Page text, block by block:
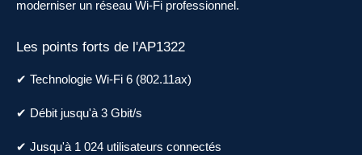
moderniser un réseau Wi-Fi professionnel.
Les points forts de l'AP1322
✔ Technologie Wi-Fi 6 (802.11ax)
✔ Débit jusqu'à 3 Gbit/s
✔ Jusqu'à 1 024 utilisateurs connectés